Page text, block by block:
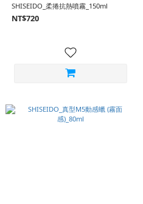
SHISEIDO_柔捲抗熱噴霧_150ml
NT$720